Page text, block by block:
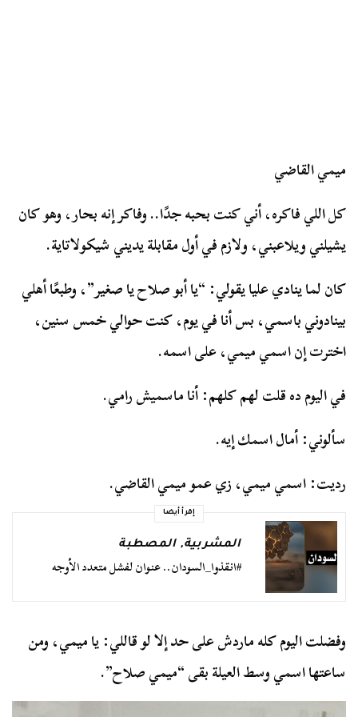
ميمي القاضي
كل اللي فاكره، أني كنت بحبه جدًا.. وفاكر إنه بحار، وهو كان
يشيلني ويلاعبني، ولازم في أول مقابلة يديني شيكولاتاية.
كان لما ينادي عليا يقولي: “يا أبو صلاح يا صغير”، وطبعًا أهلي
بينادوني باسمي، بس أنا في يوم، كنت حوالي خمس سنين،
اخترت إن اسمي ميمي، على اسمه.
في اليوم ده قلت لهم كلهم: أنا ماسميش رامي.
سألوني: أمال اسمك إيه.
رديت: اسمي ميمي، زي عمو ميمي القاضي.
إقرأ أيضا
المشربية,المصطبة
#انقذوا_السودان.. عنوان لفشل متعدد الأوجه
وفضلت اليوم كله ماردش على حد إلا لو قاللي: يا ميمي، ومن
ساعتها اسمي وسط العيلة بقى “ميمي صلاح”.